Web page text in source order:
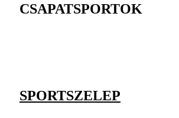
CSAPATSPORTOK
SPORTSZELEP